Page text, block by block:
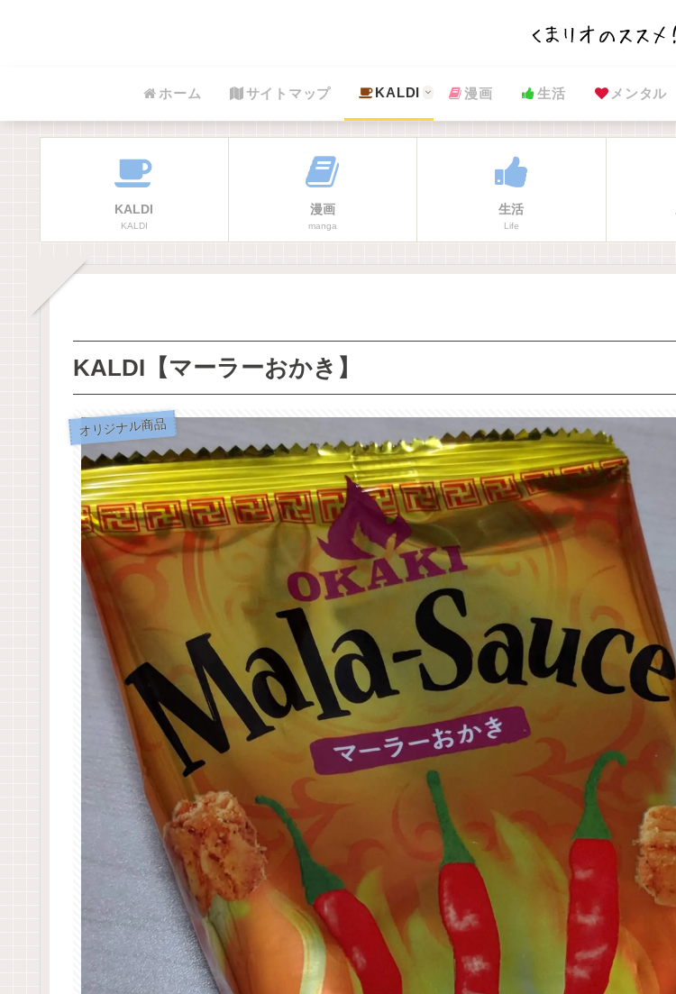
ホーム サイトマップ KALDI 漫画 生活 メンタル
KALDI
KALDI
漫画
manga
生活
Life
KALDI【マーラーおかき】
オリジナル商品